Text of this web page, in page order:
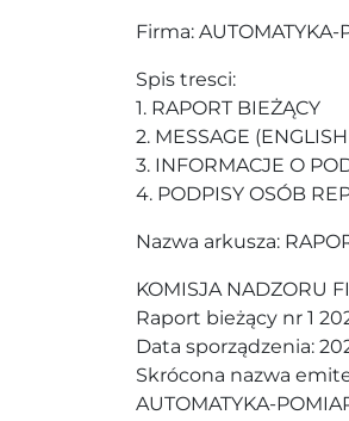
Firma: AUTOMATYKA-
Spis tresci:
1. RAPORT BIEŻĄCY
2. MESSAGE
3. INFORMACJE O
4. PODPISY OSÓB
Nazwa arkusza:
KOMISJA NADZORU
Raport bieżący nr 1
Data sporządzenia:
Skrócona nazwa
AUTOMATYKA-